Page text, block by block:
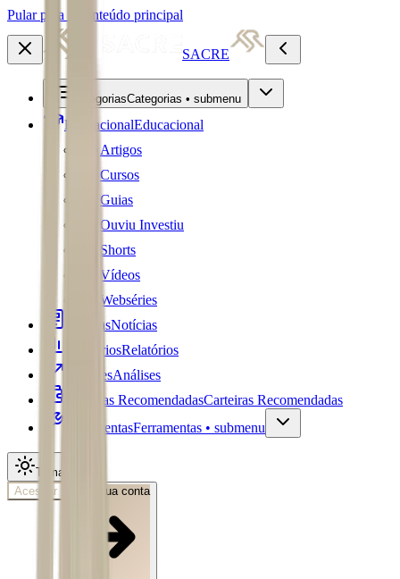
Pular para o conteúdo principal
SACRE
CategoriasCategorias • submenu
EducacionalEducacional
Artigos
Cursos
Guias
Ouviu Investiu
Shorts
Vídeos
Webséries
NotíciasNotícias
RelatóriosRelatórios
AnálisesAnálises
Carteiras RecomendadasCarteiras Recomendadas
FerramentasFerramentas • submenu
Tema
Acessar
Abra sua conta